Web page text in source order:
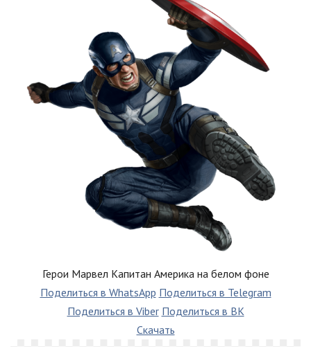
Герои Марвел Капитан Америка на белом фоне
Поделиться в WhatsApp Поделиться в Telegram
Поделиться в Viber Поделиться в ВК
Скачать